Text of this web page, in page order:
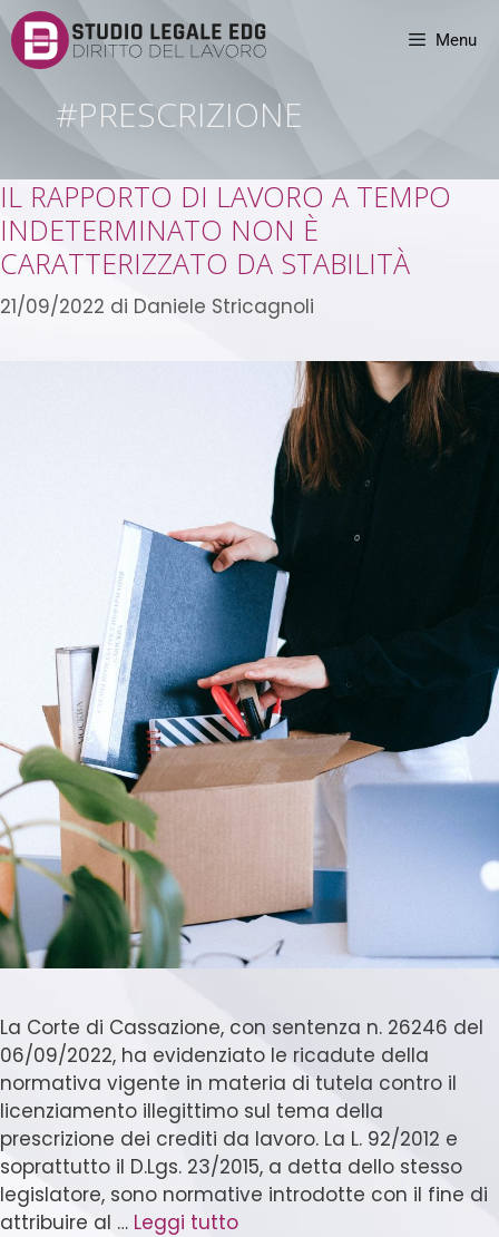
Menu
#PRESCRIZIONE
IL RAPPORTO DI LAVORO A TEMPO
INDETERMINATO NON È
CARATTERIZZATO DA STABILITÀ
21/09/2022 di Daniele Stricagnoli
La Corte di Cassazione, con sentenza n. 26246 del
06/09/2022, ha evidenziato le ricadute della
normativa vigente in materia di tutela contro il
licenziamento illegittimo sul tema della
prescrizione dei crediti da lavoro. La L. 92/2012 e
soprattutto il D.Lgs. 23/2015, a detta dello stesso
legislatore, sono normative introdotte con il fine di
attribuire al … Leggi tutto